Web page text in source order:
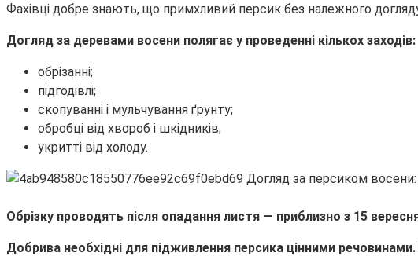
Фахівці добре знають, що примхливий персик без належного
Догляд за деревами восени полягає у проведенні кількох заходів:
обрізанні;
підгодівлі;
скопуванні і мульчування ґрунту;
обробці від хвороб і шкідників;
укритті від холоду.
Обрізку проводять після опадання листя — приблизно з 15
Добрива необхідні для підживлення персика цінними речовинами.